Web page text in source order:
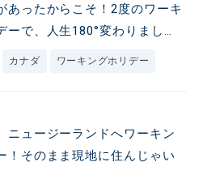
あったからこそ！2度のワーキ
ーで、人生180°変わりまし
カナダ ワーキングホリデー
ニュージーランドへワーキン
！そのまま現地に住んじゃい